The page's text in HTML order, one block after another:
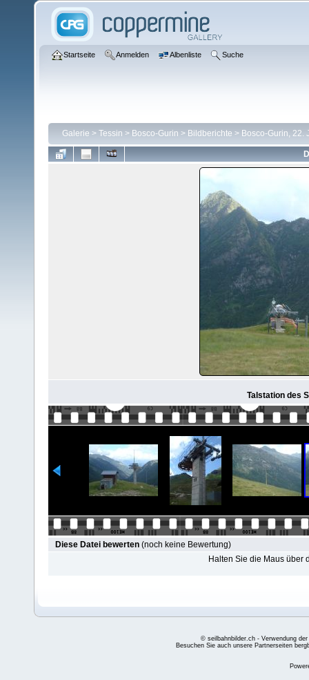
Startseite Anmelden Albenliste Suche
Galerie > Tessin > Bosco-Gurin > Bildberichte > Bosco-Gurin, 22.
Talstation des
Diese Datei bewerten (noch keine Bewertung)
Halten Sie die Maus über
© seilbahnbilder.ch - Verwendung
Besuchen Sie auch unsere Partnerseiten